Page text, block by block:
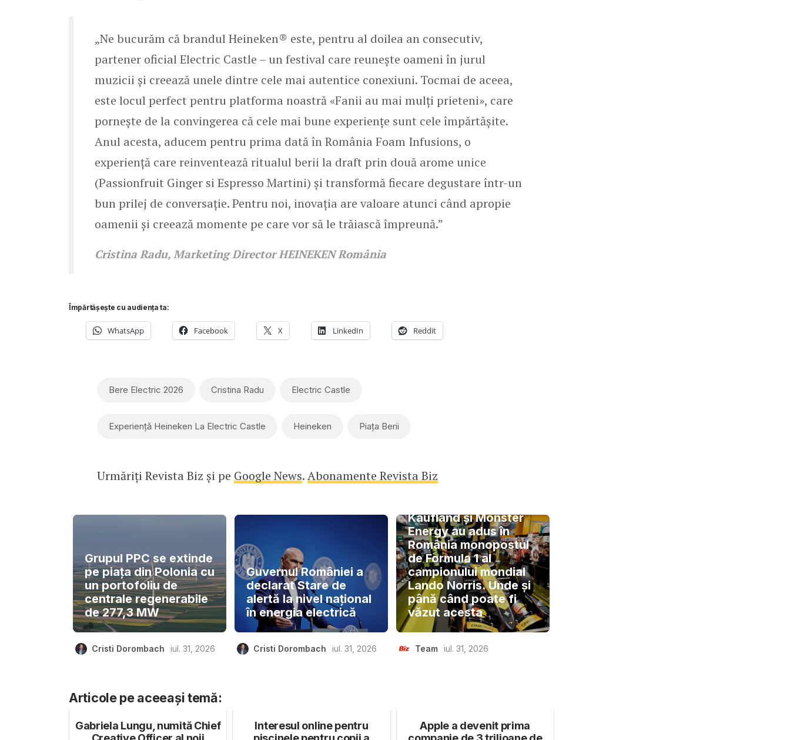
„Ne bucurăm că brandul Heineken® este, pentru al doilea an consecutiv,
partener oficial Electric Castle – un festival care reunește oameni în jurul
muzicii și creează unele dintre cele mai autentice conexiuni. Tocmai de aceea,
este locul perfect pentru platforma noastră «Fanii au mai mulți prieteni», care
pornește de la convingerea că cele mai bune experiențe sunt cele împărtășite.
Anul acesta, aducem pentru prima dată în România Foam Infusions, o
experiență care reinventează ritualul berii la draft prin două arome unice
(Passionfruit Ginger si Espresso Martini) și transformă fiecare degustare într-un
bun prilej de conversație. Pentru noi, inovația are valoare atunci când apropie
oamenii și creează momente pe care vor să le trăiască împreună.”
Cristina Radu, Marketing Director HEINEKEN România
Împărtășește cu audiența ta:
WhatsApp Facebook X LinkedIn Reddit
Bere Electric 2026 Cristina Radu Electric Castle
Experiență Heineken La Electric Castle Heineken Piața Berii
Urmăriți Revista Biz și pe Google News.Abonamente Revista Biz
Grupul PPC se extinde
pe piața din Polonia cu
un portofoliu de
centrale regenerabile
de 277,3 MW
Cristi Dorombach iul. 31, 2026
Guvernul României a
declarat Stare de
alertă la nivel național
în energia electrică
Cristi Dorombach iul. 31, 2026
Kaufland și Monster
Energy au adus în
România monopostul
de Formula 1 al
campionului mondial
Lando Norris. Unde și
până când poate fi
văzut acesta
Team iul. 31, 2026
Articole pe aceeași temă:
Gabriela Lungu, numită Chief
Interesul online pentru
Apple a devenit prima